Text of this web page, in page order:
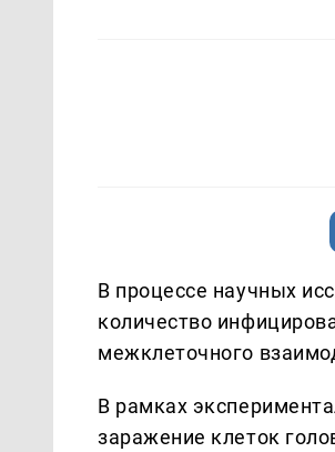
В процессе научных
количество
межклеточного
В рамках
заражение клеток